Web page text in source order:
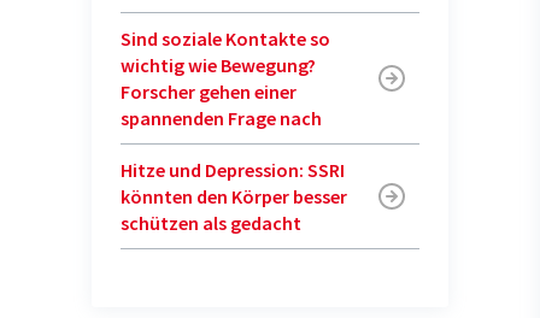
Sind soziale Kontakte so
wichtig wie Bewegung?
Forscher gehen einer
spannenden Frage nach
Hitze und Depression: SSRI
könnten den Körper besser
schützen als gedacht